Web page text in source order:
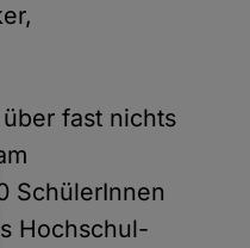
fast nichts
SchülerInnen
Hochschul-